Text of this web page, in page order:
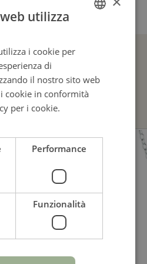
ANCHE
utilizza
i cookie per
di
il nostro sito web
cookie in conformità
per i cookie.
Performance
Funzionalità